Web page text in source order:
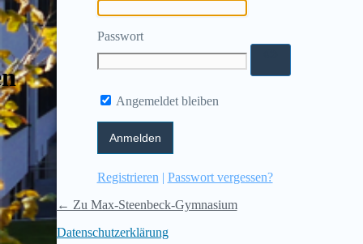
Passwort
Angemeldet bleiben
Registrieren | Passwort vergessen?
← Zu Max-Steenbeck-Gymnasium
Datenschutzerklärung